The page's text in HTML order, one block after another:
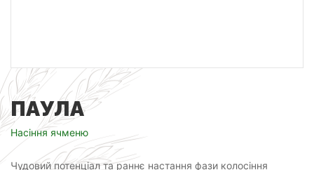
ПАУЛА
Насіння ячменю
Чудовий потенціал та раннє настання фази колосіння